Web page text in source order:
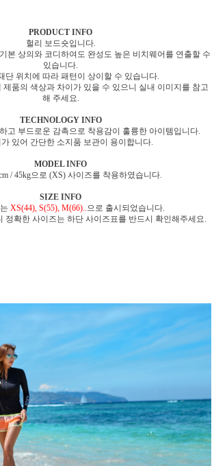
PRODUCT INFO
헐리 보드숏입니다.
본 상의와 코디하여도 완성도 높은 비치웨어를 연출할 수
있습니다.
단 위치에 따라 패턴이 상이할 수 있습니다.
제품의 색상과 차이가 있을 수 있으니 실내 이미지를 참고
해 주세요.
TECHNOLOGY INFO
고 부드로운 감촉으로 착용감이 훌륭한 아이템입니다.
있어 간단한 소지품 보관이 용이합니다.
MODEL INFO
/ 45kg으로 (XS) 사이즈를 착용하였습니다.
SIZE INFO
XS(44), S(55), M(66)..으로 출시되었습니다.
정확한 사이즈는 하단 사이즈표를 반드시 확인해주세요.